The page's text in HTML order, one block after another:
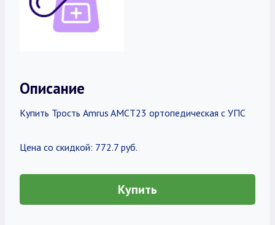
Описание
Купить Трость Amrus AMCT23 ортопедическая с УПС
Цена со скидкой: 772.7 руб.
Купить